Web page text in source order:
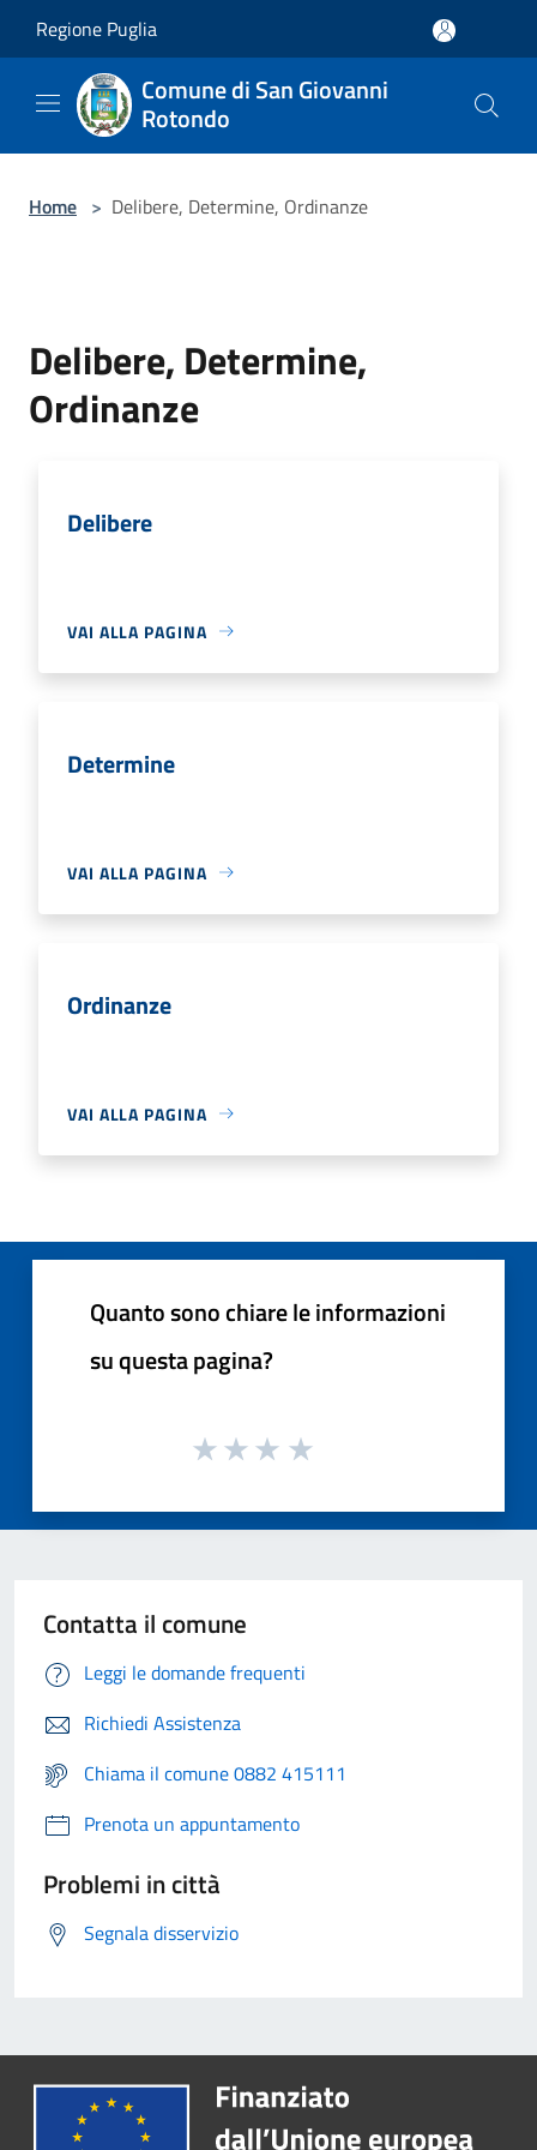
Regione Puglia
Comune di San Giovanni
Rotondo
Home > Delibere, Determine, Ordinanze
Delibere, Determine,
Ordinanze
Delibere
VAI ALLA PAGINA
Determine
VAI ALLA PAGINA
Ordinanze
VAI ALLA PAGINA
Quanto sono chiare le informazioni
su questa pagina?
Contatta il comune
Leggi le domande frequenti
Richiedi Assistenza
Chiama il comune 0882 415111
Prenota un appuntamento
Problemi in città
Segnala disservizio